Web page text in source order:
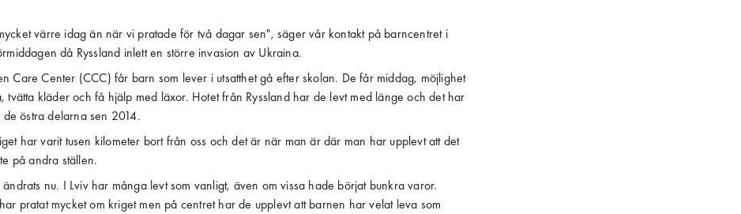
värre idag än när vi pratade för två dagar sen", säger vår kontakt på barncentret i
då Ryssland inlett en större invasion av Ukraina.
Care Center (CCC) får barn som lever i utsatthet gå efter skolan. De får middag, möjlighet
tvätta kläder och få hjälp med läxor. Hotet från Ryssland har de levt med länge och det har
östra delarna sen 2014.
har varit tusen kilometer bort från oss och det är när man är där man har upplevt att det
på andra ställen.
ändrats nu. I Lviv har många levt som vanligt, även om vissa hade börjat bunkra varor.
pratat mycket om kriget men på centret har de upplevt att barnen har velat leva som